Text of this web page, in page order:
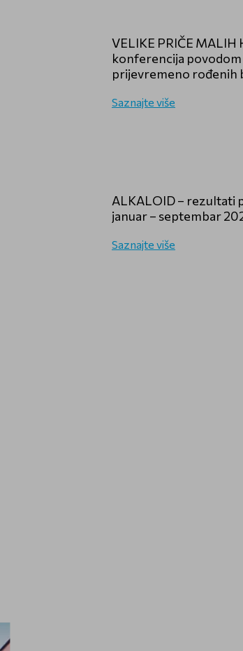
VELIKE PRIČE MALIH
konferencija povodom
prijevremeno rođenih
Saznajte više
ALKALOID – rezultati
januar – septembar
Saznajte više